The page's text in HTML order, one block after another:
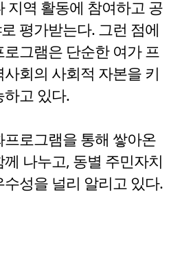
지역 활동에 참여하고 공
평가받는다. 그런 점에
그램은 단순한 여가 프
회의 사회적 자본을 키
고 있다.
로그램을 통해 쌓아온
나누고, 동별 주민자치
성을 널리 알리고 있다.